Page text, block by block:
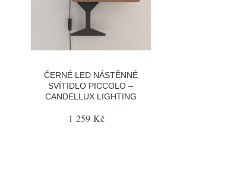
ČERNÉ LED NÁSTĚNNÉ
SVÍTIDLO PICCOLO –
CANDELLUX LIGHTING
1 259 Kč